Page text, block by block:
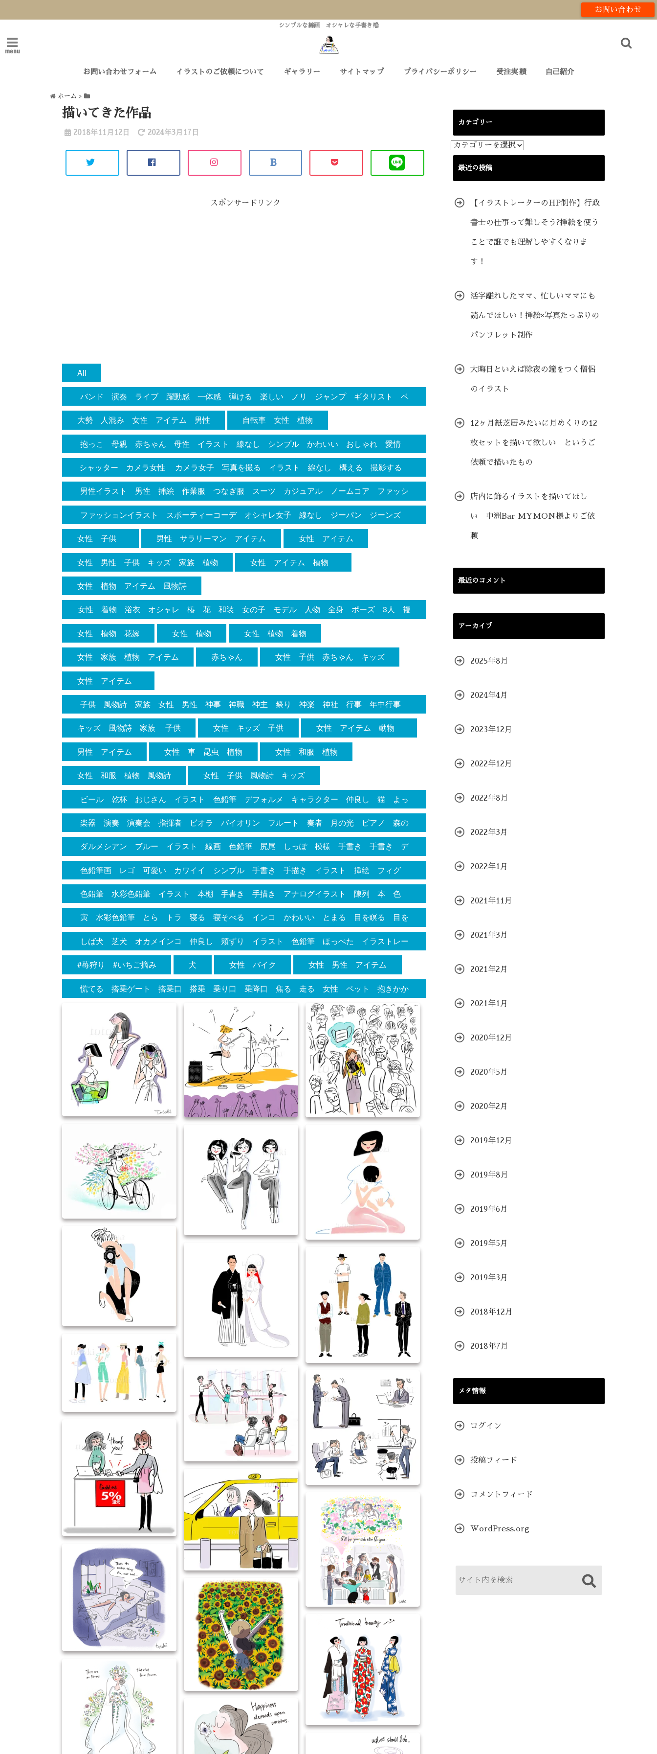
お問い合わせ
シンプルな線画 オシャレな手書き感
menu
お問い合わせフォーム イラストのご依頼について ギャラリー サイトマップ プライバシーポリシー 受注実績 自己紹介
ホーム >
描いてきた作品
2018年11月12日 2024年3月17日
スポンサードリンク
All
バンド 演奏 ライブ 躍動感 一体感 弾ける 楽しい ノリ ジャンプ ギタリスト ベ
ース 元気 賑やか デザイン 観客 ファン オーディエンス アンプ 音響機器 音響
ドラム 線画 イラスト お洒落 おしゃれ オシャレ シンプル オリジナル イラストレ
ーター イラストレーション プロ ミュージシャン アマチュア フェス 野外 会場
大勢 人混み 女性 アイテム 男性 自転車 女性 植物
抱っこ 母親 赤ちゃん 母性 イラスト 線なし シンプル かわいい おしゃれ 愛情
母性愛 子育て 挿絵
シャッター カメラ女性 カメラ女子 写真を撮る イラスト 線なし 構える 撮影する
座る かがむ
男性イラスト 男性 挿絵 作業服 つなぎ服 スーツ カジュアル ノームコア ファッシ
ョンイラスト お洒落男子 シンプルコーデ 白Ｔ 帽子 キャップ ファッションイラス
ト ベレー帽 ベスト アンティーク 黒革靴紐靴 スニーカー スポーティー 男性 オシ
ャレ シンプル 可愛い かわいい イラスト 挿絵 ベーシック ファッション タイプ
別 作業服 仕事着 ネクタイ スーツ 背広 ジャケット デニム ブラックジーンズ ジ
ーパン カーゴパンツ メンズ チノパン
ファッションイラスト スポーティーコーデ オシャレ女子 線なし ジーパン ジーンズ
コーティネート スポーティー 挿絵 イラストカット かわいい オシャレ お洒落 カ
ジュアル モード スカート ジーンズ ジーパン 線なし ミニスカート ローファー 白
靴下 スニーカー サンダル フリル袖 カンカン帽子 帽子 ファション タイプ別
女性 子供 男性 サラリーマン アイテム 女性 アイテム
女性 男性 子供 キッズ 家族 植物 女性 アイテム 植物
女性 植物 アイテム 風物詩
女性 着物 浴衣 オシャレ 椿 花 和装 女の子 モデル 人物 全身 ポーズ 3人 複
数人 引き画 手書き 手描き アナログイラスト お洒落 モダン オシャレ 可愛い シ
ンプル センスがいい イラスト 挿絵 線画 粋 柄 トラディショナル 伝統的 和柄
帯 コーディネート
女性 植物 花嫁 女性 植物 女性 植物 着物
女性 家族 植物 アイテム 赤ちゃん 女性 子供 赤ちゃん キッズ
女性 アイテム
子供 風物詩 家族 女性 男性 神事 神職 神主 祭り 神楽 神社 行事 年中行事
舞い 白 装束 着物 扇 烏帽子 のぼり旗 見る 舞台
キッズ 風物詩 家族 子供 女性 キッズ 子供 女性 アイテム 動物
男性 アイテム 女性 車 昆虫 植物 女性 和服 植物
女性 和服 植物 風物詩 女性 子供 風物詩 キッズ
ビール 乾杯 おじさん イラスト 色鉛筆 デフォルメ キャラクター 仲良し 猫 よっ
ぱらい 酔っ払い 酔う 酒 ごきげん 上機嫌 ノリがいい 乗ってる 意気投合 歌 肩
を組む 挿絵
楽器 演奏 演奏会 指揮者 ビオラ バイオリン フルート 奏者 月の光 ピアノ 森の
中 イラスト 水彩色鉛筆 色鉛筆 手描き 手書き 落ち葉 挿絵 作品 音楽会 絵本
ダルメシアン ブルー イラスト 線画 色鉛筆 尻尾 しっぽ 模様 手書き 手書き デ
ザイン ブチ 犬 後ろ姿 足 お尻 穴 オシャレ
色鉛筆画 レゴ 可愛い カワイイ シンプル 手書き 手描き イラスト 挿絵 フィグ
フィギュア 車 パーツ カラフル
色鉛筆 水彩色鉛筆 イラスト 本棚 手書き 手描き アナログイラスト 陳列 本 色
スケッチ
寅 水彩色鉛筆 とら トラ 寝る 寝そべる インコ かわいい とまる 目を瞑る 目を
つぶる 手 横になる イラスト 水彩色鉛筆画 色鉛筆 イラストレーション イラストレ
ーター 手書き 手描き スケッチ 描写 リアル かわいい きれい
しば犬 芝犬 オカメインコ 仲良し 頬ずり イラスト 色鉛筆 ほっぺた イラストレー
ション 絵画 スケッチ 手書き 手描き かわいい 素朴 カワイイ 和む ２匹 一羽
#苺狩り #いちご摘み 犬 女性 バイク 女性 男性 アイテム
慌てる 搭乗ゲート 搭乗口 搭乗 乗り口 乗降口 焦る 走る 女性 ペット 抱きかか
える 荷物 大荷物 沢山 遅刻 全身 人物 女性 汗 バタバタ 年明け 年越し 年賀
状 素材 イラスト 挿絵 年末 年明け 乗り遅れる 線画 シンプル かわいい おしゃ
れ お洒落 オシャレ カワイイ オリジナル デフォルメ トラ 虎 寅 しっぽ 一風か
わった エッジのきいた トランクケース パスポート 走りこむ 不思議 世界観 世界
飛び込もうとする 滑り込み
カテゴリー
カ
テ
最近の投稿
【イラストレーターのHP制作】行政
書士の仕事って難しそう?挿絵を使う
ことで誰でも理解しやすくなりま
す！
活字離れしたママ、忙しいママにも
読んでほしい！挿絵×写真たっぷりの
パンフレット制作
大晦日といえば除夜の鐘をつく僧侶
のイラスト
12ヶ月紙芝居みたいに月めくりの12
枚セットを描いて欲しい というご
依頼で描いたもの
店内に飾るイラストを描いてほし
い 中洲Bar MYMON様よりご依
頼
最近のコメント
アーカイブ
2025年8月
2024年4月
2023年12月
2022年12月
2022年8月
2022年3月
2022年1月
2021年11月
2021年3月
2021年2月
2021年1月
2020年12月
2020年5月
2020年2月
2019年12月
2019年8月
2019年6月
2019年5月
2019年3月
2018年12月
2018年7月
メタ情報
ログイン
投稿フィード
コメントフィード
WordPress.org